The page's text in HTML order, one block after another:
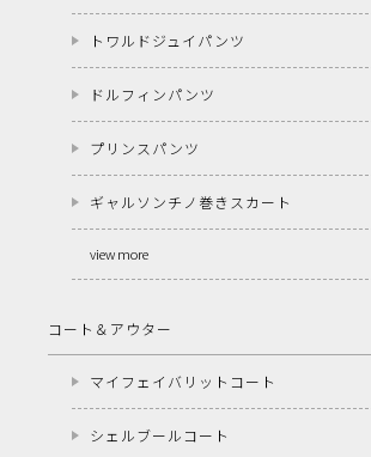
トワルドジュイパンツ
ドルフィンパンツ
プリンスパンツ
ギャルソンチノ巻きスカート
view more
コート＆アウター
マイフェイバリットコート
シェルブールコート